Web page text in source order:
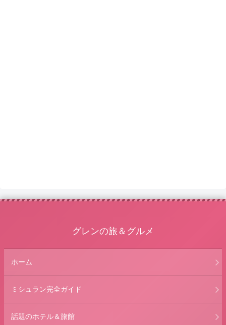
グレンの旅＆グルメ
ホーム
ミシュラン完全ガイド
話題のホテル＆旅館